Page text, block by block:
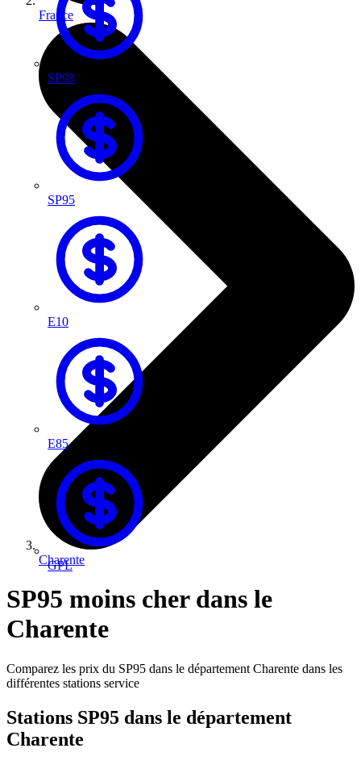
SP98
SP95
E10
E85
GPL
France
Charente
SP95 moins cher dans le
Charente
Comparez les prix du SP95 dans le département Charente dans les
différentes stations service
Stations SP95 dans le département
Charente